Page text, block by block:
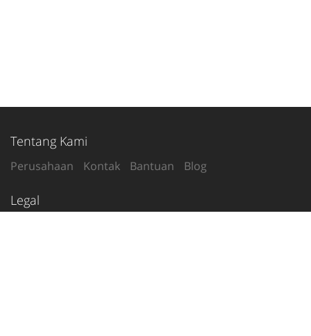
Tentang Kami
Perusahaan Kontak Bantuan Blog
Legal